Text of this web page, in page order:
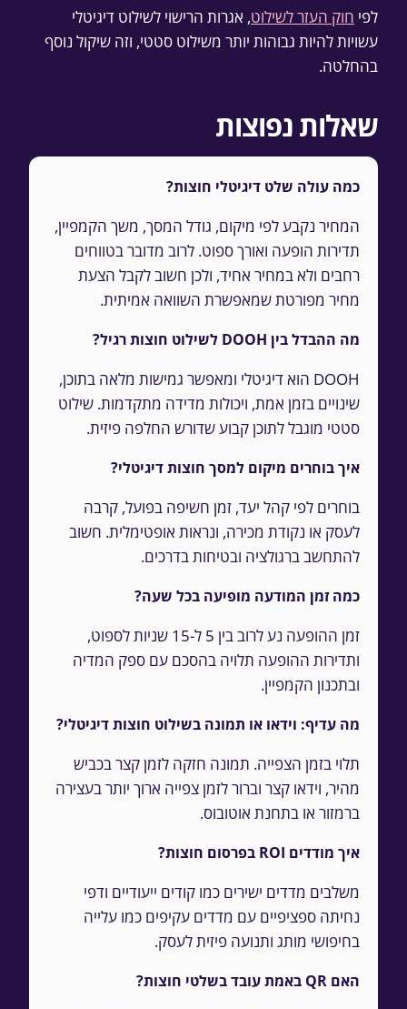
לפי חוק העזר לשילוט, אגרות הרישוי לשילוט דיגיטלי
עשויות להיות גבוהות יותר משילוט סטטי, וזה שיקול נוסף
בהחלטה.
שאלות נפוצות
כמה עולה שלט דיגיטלי חוצות?
המחיר נקבע לפי מיקום, גודל המסך, משך הקמפיין,
תדירות הופעה ואורך ספוט. לרוב מדובר בטווחים
רחבים ולא במחיר אחיד, ולכן חשוב לקבל הצעת
מחיר מפורטת שמאפשרת השוואה אמיתית.
מה ההבדל בין DOOH לשילוט חוצות רגיל?
DOOH הוא דיגיטלי ומאפשר גמישות מלאה בתוכן,
שינויים בזמן אמת, ויכולות מדידה מתקדמות. שילוט
סטטי מוגבל לתוכן קבוע שדורש החלפה פיזית.
איך בוחרים מיקום למסך חוצות דיגיטלי?
בוחרים לפי קהל יעד, זמן חשיפה בפועל, קרבה
לעסק או נקודת מכירה, ונראות אופטימלית. חשוב
להתחשב ברגולציה ובטיחות בדרכים.
כמה זמן המודעה מופיעה בכל שעה?
זמן ההופעה נע לרוב בין 5 ל-15 שניות לספוט,
ותדירות ההופעה תלויה בהסכם עם ספק המדיה
ובתכנון הקמפיין.
מה עדיף: וידאו או תמונה בשילוט חוצות דיגיטלי?
תלוי בזמן הצפייה. תמונה חזקה לזמן קצר בכביש
מהיר, וידאו קצר וברור לזמן צפייה ארוך יותר בעצירה
ברמזור או בתחנת אוטובוס.
איך מודדים ROI בפרסום חוצות?
משלבים מדדים ישירים כמו קודים ייעודיים ודפי
נחיתה ספציפיים עם מדדים עקיפים כמו עלייה
בחיפושי מותג ותנועה פיזית לעסק.
האם QR באמת עובד בשלטי חוצות?